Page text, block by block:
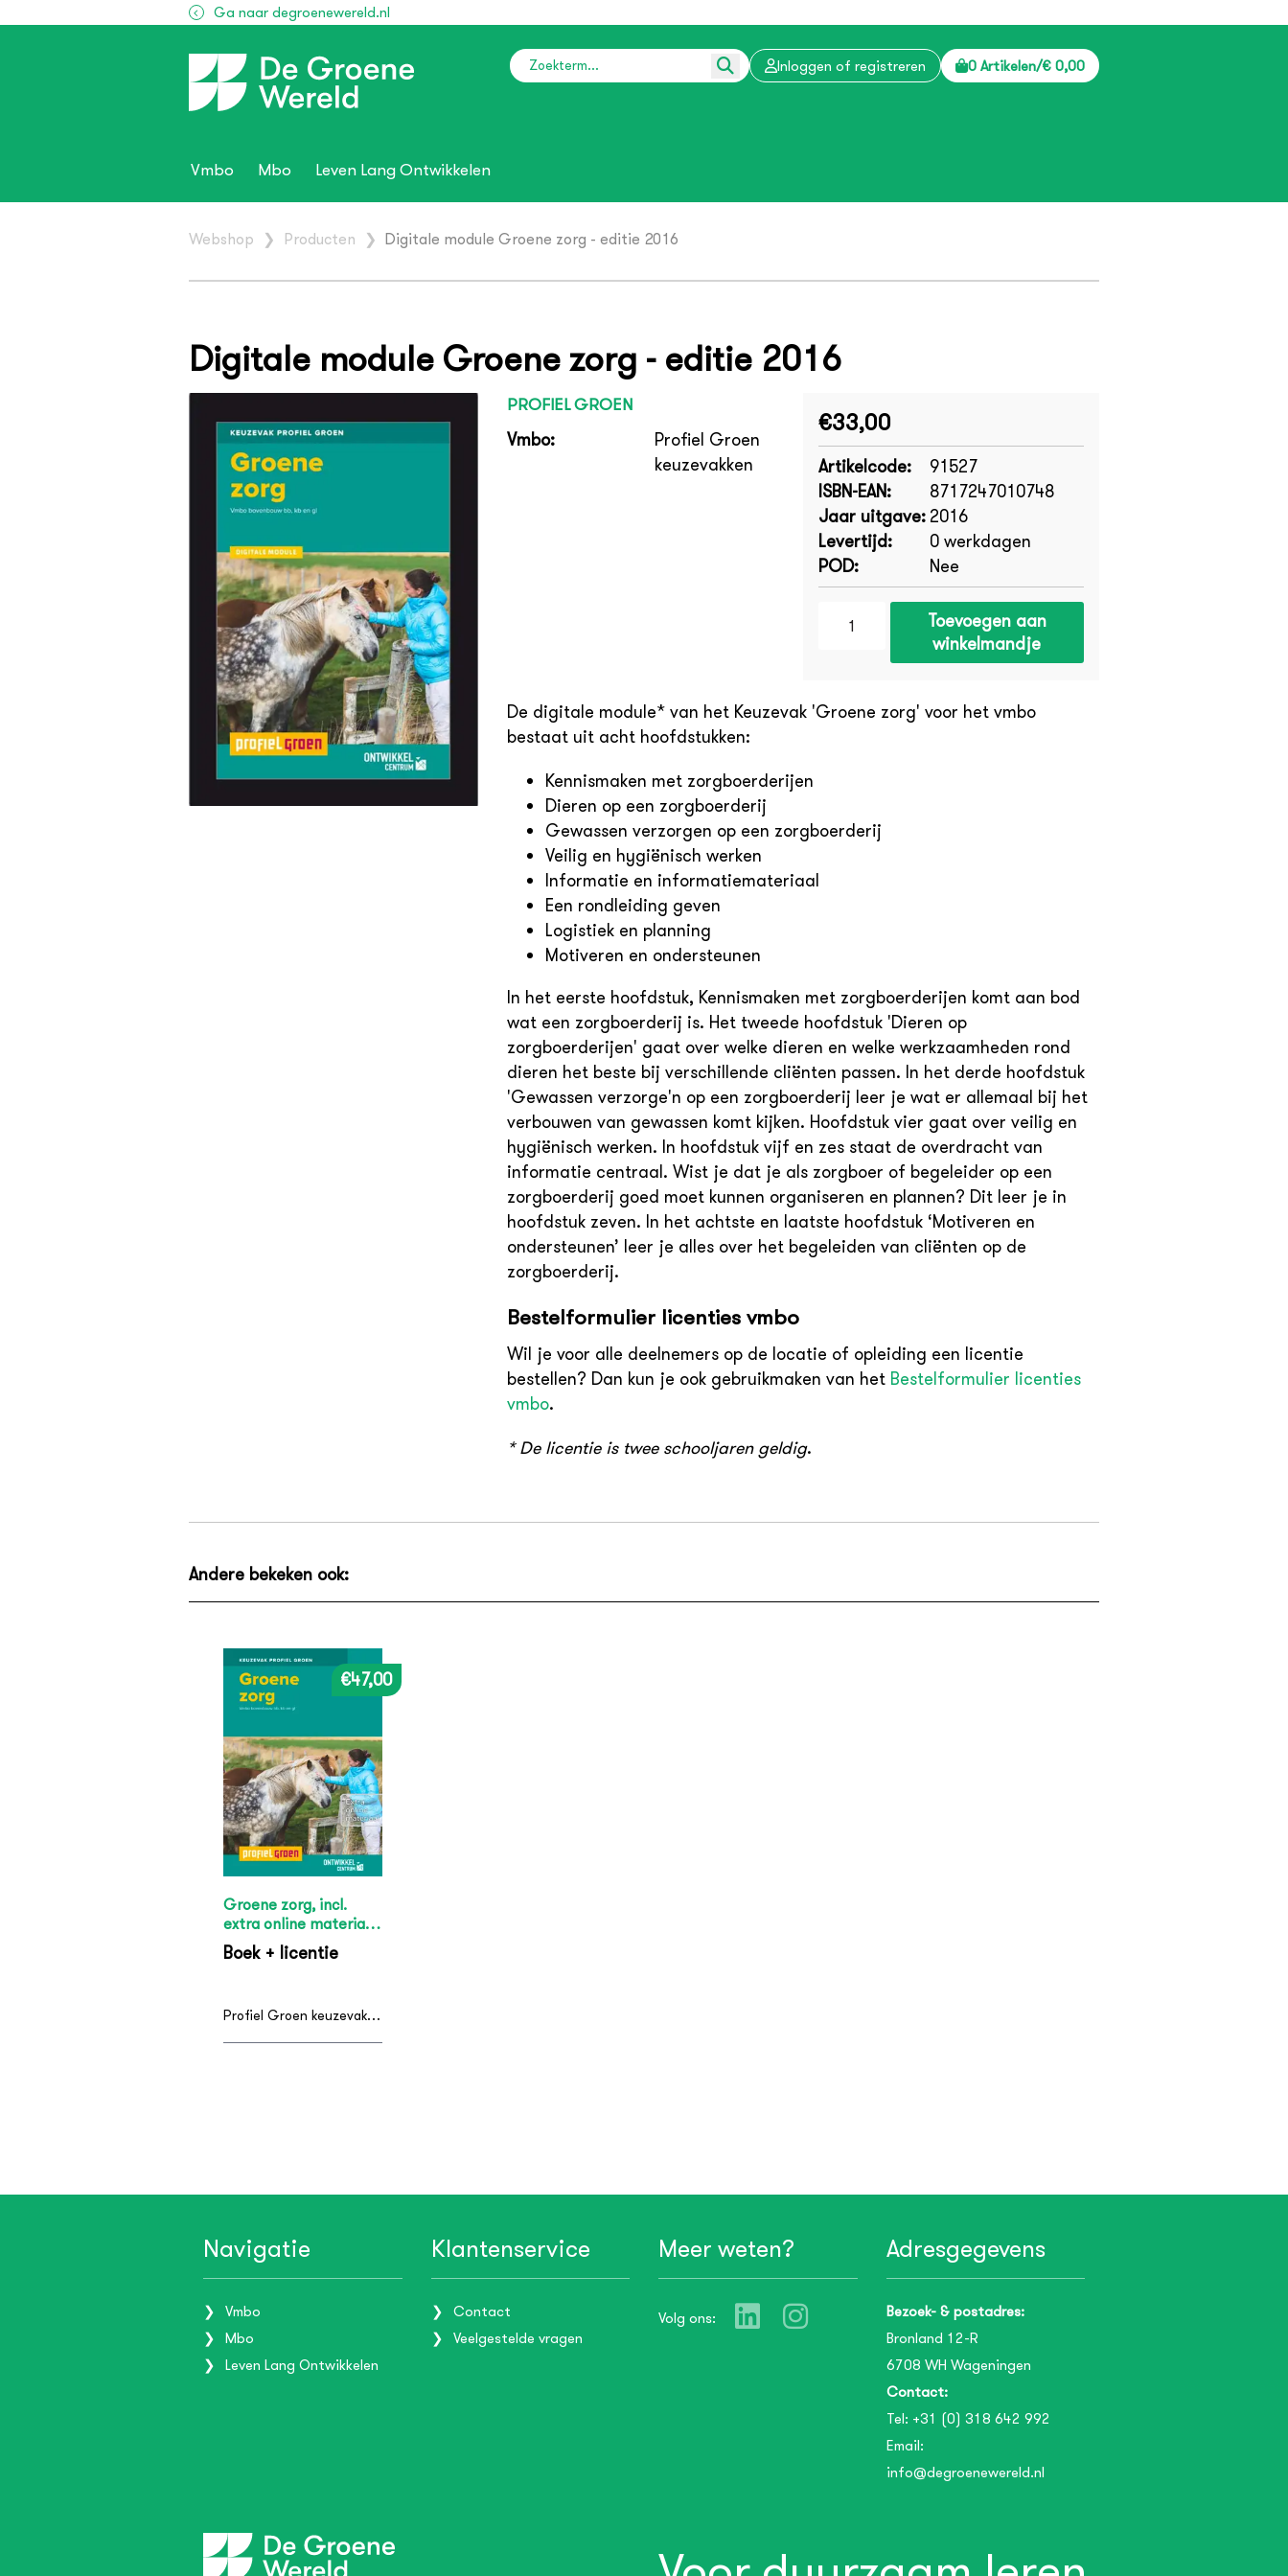
Ga naar degroenewereld.nl
Inloggen of registreren 0 Artikelen/€ 0,00
Vmbo Mbo Leven Lang Ontwikkelen
Webshop ❯ Producten ❯ Digitale module Groene zorg - editie 2016
Digitale module Groene zorg - editie 2016
PROFIEL GROEN
Vmbo:
Profiel Groen
keuzevakken
€33,00
Artikelcode:
91527
ISBN-EAN:
8717247010748
Jaar uitgave: 2016
Levertijd:
0 werkdagen
POD:
Nee
Toevoegen aan
winkelmandje
De digitale module* van het Keuzevak 'Groene zorg' voor het vmbo
bestaat uit acht hoofdstukken:
Kennismaken met zorgboerderijen
Dieren op een zorgboerderij
Gewassen verzorgen op een zorgboerderij
Veilig en hygiënisch werken
Informatie en informatiemateriaal
Een rondleiding geven
Logistiek en planning
Motiveren en ondersteunen
In het eerste hoofdstuk, Kennismaken met zorgboerderijen komt aan bod
wat een zorgboerderij is. Het tweede hoofdstuk 'Dieren op
zorgboerderijen' gaat over welke dieren en welke werkzaamheden rond
dieren het beste bij verschillende cliënten passen. In het derde hoofdstuk
'Gewassen verzorge'n op een zorgboerderij leer je wat er allemaal bij het
verbouwen van gewassen komt kijken. Hoofdstuk vier gaat over veilig en
hygiënisch werken. In hoofdstuk vijf en zes staat de overdracht van
informatie centraal. Wist je dat je als zorgboer of begeleider op een
zorgboerderij goed moet kunnen organiseren en plannen? Dit leer je in
hoofdstuk zeven. In het achtste en laatste hoofdstuk ‘Motiveren en
ondersteunen’ leer je alles over het begeleiden van cliënten op de
zorgboerderij.
Bestelformulier licenties vmbo
Wil je voor alle deelnemers op de locatie of opleiding een licentie
bestellen? Dan kun je ook gebruikmaken van het Bestelformulier licenties
vmbo.
* De licentie is twee schooljaren geldig.
Andere bekeken ook:
Groene zorg, incl.
extra online materiaal
- editie 2016
Boek + licentie
€47,00
Profiel Groen keuzevakken
Navigatie
Vmbo
Mbo
Leven Lang Ontwikkelen
Klantenservice
Contact
Veelgestelde vragen
Meer weten?
Volg ons:
Adresgegevens
Bezoek- & postadres:
Bronland 12-R
6708 WH Wageningen
Contact:
Tel: +31 (0) 318 642 992
Email:
info@degroenewereld.nl